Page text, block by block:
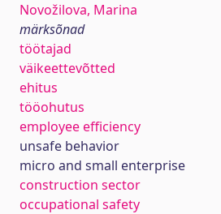
Novožilova, Marina
märksõnad
töötajad
väikeettevõtted
ehitus
tööohutus
employee efficiency
unsafe behavior
micro and small enterprise
construction sector
occupational safety